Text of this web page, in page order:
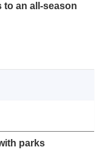
to an all-season
parks